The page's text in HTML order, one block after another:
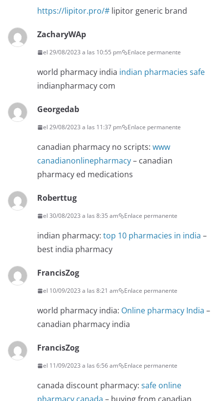
https://lipitor.pro/# lipitor generic brand
ZacharyWAp
el 29/08/2023 a las 10:55 pm Enlace permanente
world pharmacy india indian pharmacies safe
indianpharmacy com
Georgedab
el 29/08/2023 a las 11:37 pm Enlace permanente
canadian pharmacy no scripts: www
canadianonlinepharmacy– canadian
pharmacy ed medications
Roberttug
el 30/08/2023 a las 8:35 am Enlace permanente
indian pharmacy: top 10 pharmacies in india –
best india pharmacy
FrancisZog
el 10/09/2023 a las 8:21 am Enlace permanente
world pharmacy india: Online pharmacy India –
canadian pharmacy india
FrancisZog
el 11/09/2023 a las 6:56 am Enlace permanente
canada discount pharmacy: safe online